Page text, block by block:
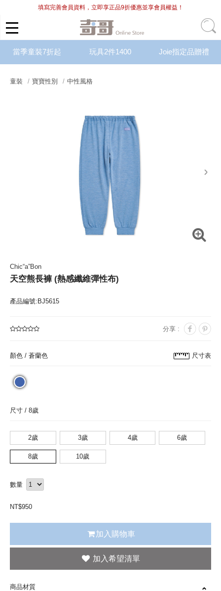
填寫完善會員資料，立即享正品9折優惠並享會員權益！
當季童裝7折起 玩具2件1400 Joie指定品贈禮
童裝 寶寶性別 中性風格
next
Chic“a”Bon
天空熊長褲 (熱感纖維彈性布)
產品編號:BJ5615
分享 :
顏色 / 蒼蘭色 尺寸表
尺寸 / 8歲
2歲 3歲 4歲 6歲
8歲 10歲
數量
NT$950
加入購物車
商品材質